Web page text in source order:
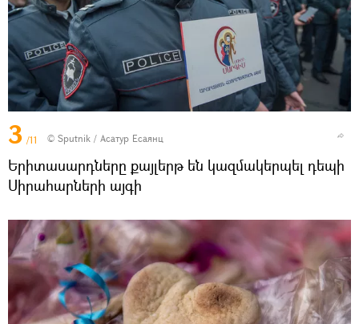
3 /11 © Sputnik / Асатур Есаянц
Երիտասարդները քայլերթ են կազմակերպել դեպի
Սիրահարների այգի